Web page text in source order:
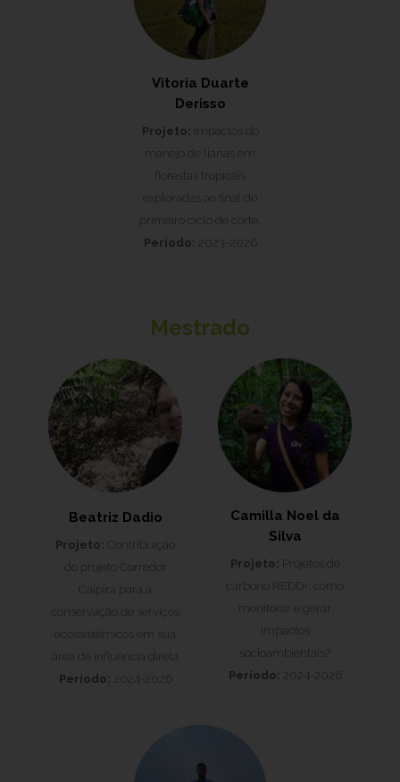
Vitoria Duarte
Derisso
Projeto: Impactos do
manejo de lianas em
florestas tropicais
exploradas ao final do
primeiro ciclo de corte.
Período: 2023-2026
Mestrado
Beatriz Dadio
Projeto: Contribuição
do projeto Corredor
Caipira para a
conservação de serviços
ecossistêmicos em sua
área de influência direta
Período: 2024-2026
Camilla Noel da
Silva
Projeto: Projetos de
carbono REDD+: como
monitorar e gerar
impactos
socioambientais?
Período: 2024-2026